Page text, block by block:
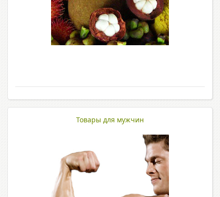
Товары для мужчин